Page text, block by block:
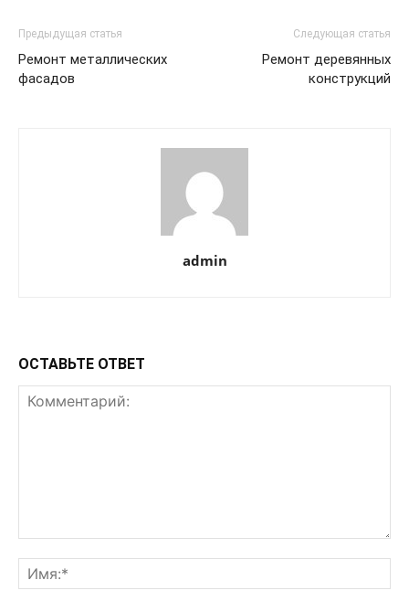
Предыдущая статья
Ремонт металлических
фасадов
Следующая статья
Ремонт деревянных
конструкций
admin
ОСТАВЬТЕ ОТВЕТ